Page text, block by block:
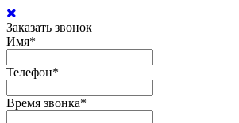
Заказать звонок
Имя*
Телефон*
Время звонка*